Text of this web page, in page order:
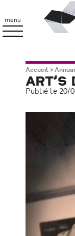
contenu
principal
menu
Fil
d'Ariane
Accueil
ART’S
Publié le 20/